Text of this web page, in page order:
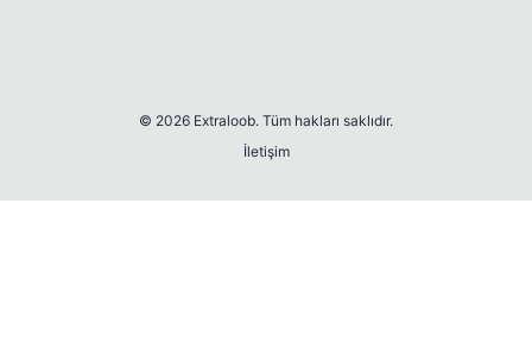
© 2026 Extraloob. Tüm hakları saklıdır.
İletişim